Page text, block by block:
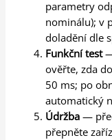
parametry
nominálu); v
doladění dle
Funkční test—
ověřte, zda
50 ms; po
automatický
Údržba —
přepněte